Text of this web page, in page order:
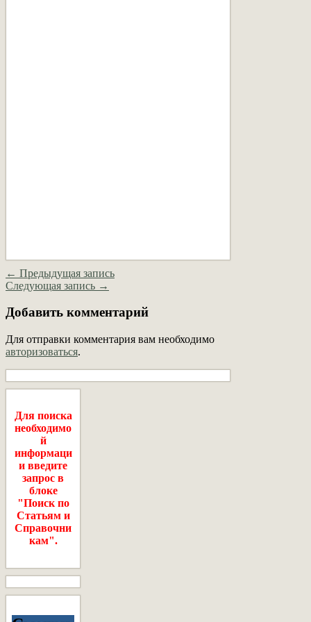
← Предыдущая запись
Следующая запись →
Добавить комментарий
Для отправки комментария вам необходимо
авторизоваться.
Для поиска
необходимо
й
информаци
и введите
запрос в
блоке
"Поиск по
Статьям и
Справочни
кам".